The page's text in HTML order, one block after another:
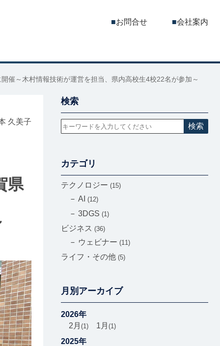
お問合せ 会社案内
催～木村情報技術が運営を担当、県内高校生4校22名が参加～
久美子
県
検索
検索
カテゴリ
テクノロジー 15
AI 12
3DGS 1
ビジネス 36
ウェビナー 11
ライフ・その他 5
月別アーカイブ
2026年
2月 1 1月 1
2025年